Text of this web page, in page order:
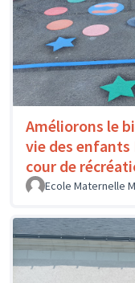
Améliorons le
vie des enfants
cour de
Ecole Maternelle